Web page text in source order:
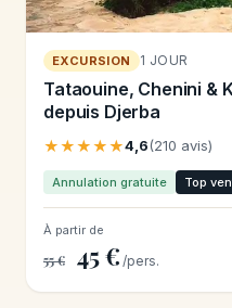
EXCURSION 1 JOUR
Tataouine, Chenini &
depuis Djerba
★★★★★4,6(210 avis)
Annulation gratuite Top
À partir de
55 € 45 € /pers.